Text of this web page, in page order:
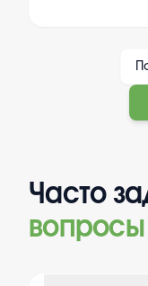
Часто
вопросы